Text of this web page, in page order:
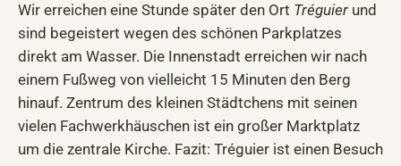
Wir erreichen eine Stunde später den Ort Tréguier und
sind begeistert wegen des schönen Parkplatzes
direkt am Wasser. Die Innenstadt erreichen wir nach
einem Fußweg von vielleicht 15 Minuten den Berg
hinauf. Zentrum des kleinen Städtchens mit seinen
vielen Fachwerkhäuschen ist ein großer Marktplatz
um die zentrale Kirche. Fazit: Tréguier ist einen Besuch